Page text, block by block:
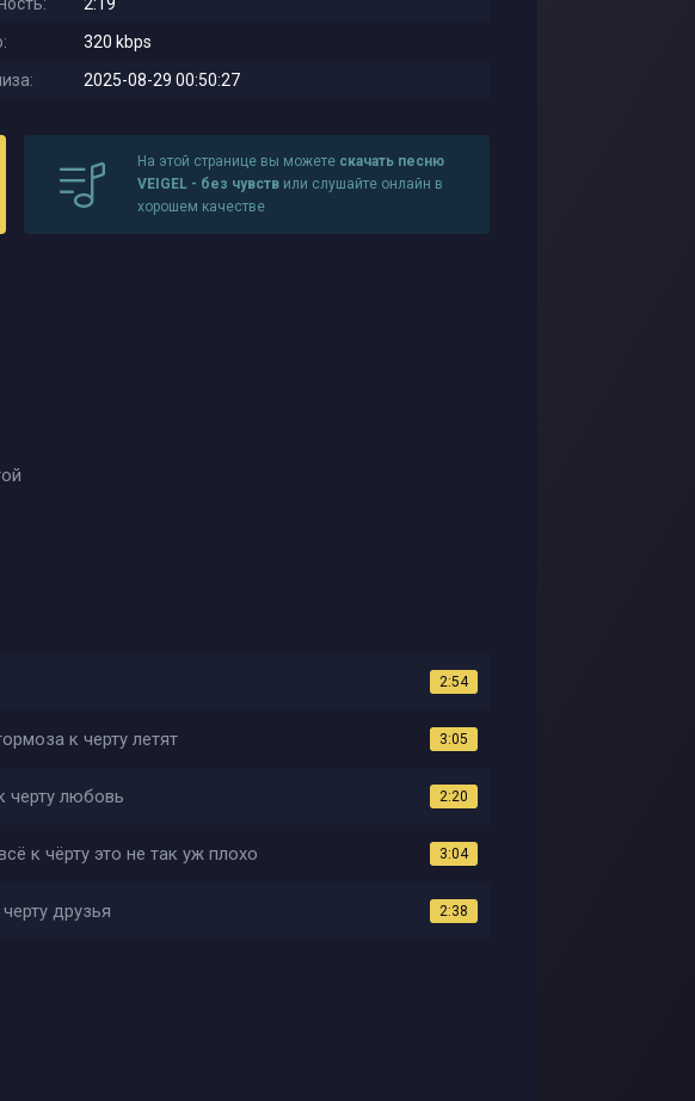
320 kbps
2025-08-29 00:50:27
На этой странице вы можете скачать песню
VEIGEL - без чувств или слушайте онлайн в
хорошем качестве
2:54
к черту летят 3:05
черту любовь 2:20
к чёрту это не так уж плохо 3:04
друзья 2:38